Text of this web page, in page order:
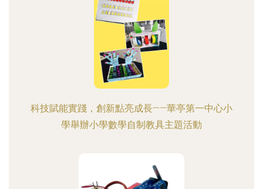
科技賦能實踐，創新點亮成長——華亭第一中心小
學舉辦小學數學自制教具主題活動